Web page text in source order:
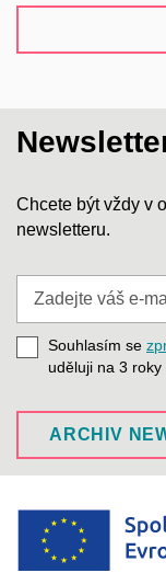
Chcete být vždy v
newsletteru.
e-
mail
Souhlasím se
uděluji na 3 roky
ARCHIV